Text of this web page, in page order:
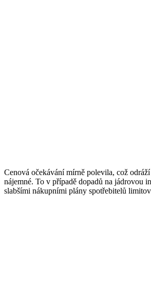
Cenová očekávání mírně polevila, což
nájemné. To v případě dopadů na jádrovou
slabšími nákupními plány spotřebitelů